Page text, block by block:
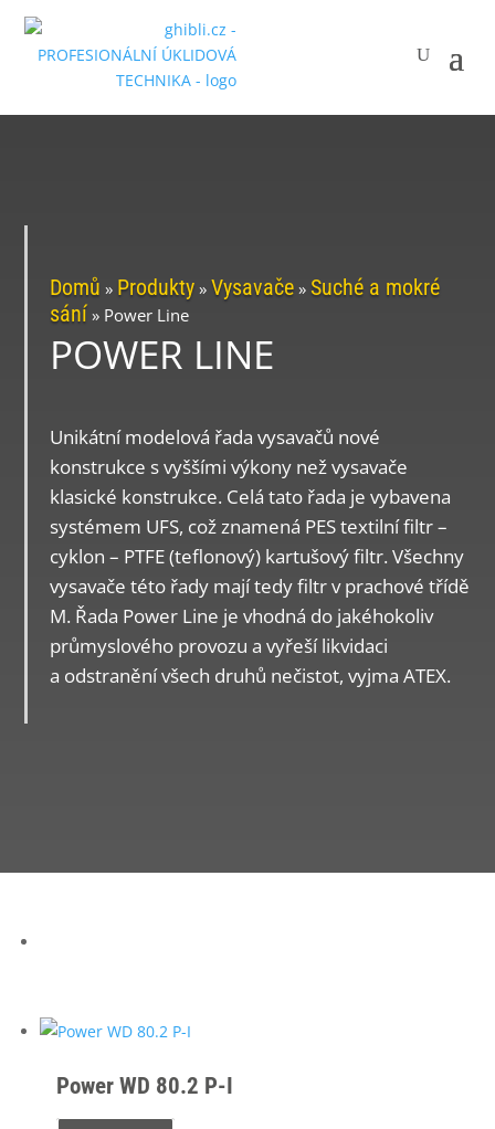
Domů » Produkty »Vysavače »Suché a mokré
sání » Power Line
POWER LINE
Unikátní modelová řada vysavačů nové
konstrukce s vyššími výkony než vysavače
klasické konstrukce. Celá tato řada je vybavena
systémem UFS, což znamená PES textilní filtr –
cyklon – PTFE (teflonový) kartušový filtr. Všechny
vysavače této řady mají tedy filtr v prachové třídě
M. Řada Power Line je vhodná do jakéhokoliv
průmyslového provozu a vyřeší likvidaci
a odstranění všech druhů nečistot, vyjma ATEX.
Power WD 80.2 P-I